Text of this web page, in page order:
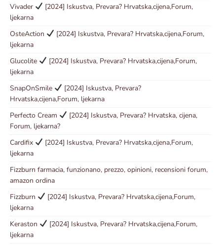
Vivader
[2024] Iskustva, Prevara? Hrvatska,cijena,Forum,
ljekarna
OsteAction
[2024] Iskustva, Prevara? Hrvatska,cijena,Forum,
ljekarna
Glucolite
[2024] Iskustva, Prevara? Hrvatska,cijena,Forum,
ljekarna
SnapOnSmile
[2024] Iskustva, Prevara?
Hrvatska,cijena,Forum, ljekarna
Perfecto Cream
[2024] Iskustva, Prevara? Hrvatska, cijena,
Forum, ljekarna?
Cardifix
[2024] Iskustva, Prevara? Hrvatska,cijena,Forum,
ljekarna
Fizzburn farmacia, funzionano, prezzo, opinioni, recensioni forum,
amazon ordina
Fizzburn
[2024] Iskustva, Prevara? Hrvatska,cijena,Forum,
ljekarna
Keraston
[2024] Iskustva, Prevara? Hrvatska,cijena,Forum,
ljekarna